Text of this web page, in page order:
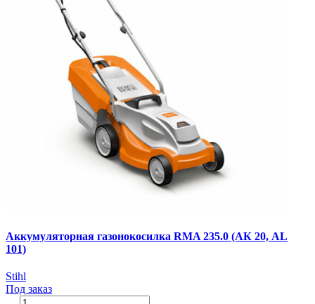
Аккумуляторная газонокосилка RMA 235.0 (АК 20, AL
101)
Stihl
Под заказ